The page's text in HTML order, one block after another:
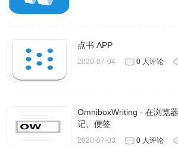
点书 APP
2020-07-04 0 人评论
OmniboxWriting - 在浏览
记、便签
2020-07-03 0 人评论